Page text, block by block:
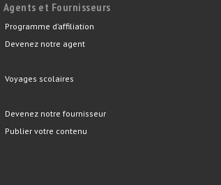
Agents et Fournisseurs
Programme d’affiliation
Devenez notre agent
Voyages scolaires
Devenez notre fournisseur
Publier votre contenu